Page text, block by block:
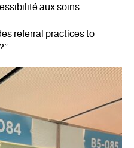
aux soins.
referral practices to